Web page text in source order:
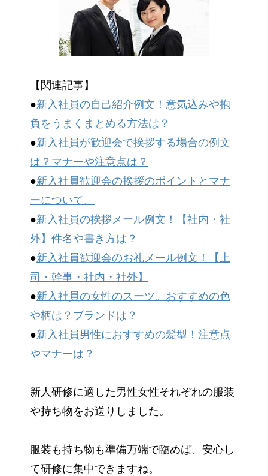
【関連記事】
●新入社員の自己紹介例文！意気込みや抱
負をうまくまとめる方法は？
●新入社員が歓迎会で挨拶する場合の例文
は？マナーや注意点は？
●新入社員歓迎会の挨拶のポイントとマナ
ーについて。
●新入社員の挨拶メール例文！【社内・社
外】件名や書き方は？
●新入社員歓迎会のお礼メール例文！【上
司・幹事・社内・社外】
●新入社員の女性のスーツ。おすすめの色
や柄は？ブランドは？
●新入社員男性におすすめの髪型！注意点
やマナーは？
新人研修に適した男性女性それぞれの服装
や持ち物をお送りしました。
服装も持ち物も準備万端で臨めば、安心し
て研修に集中できますね。